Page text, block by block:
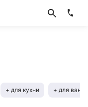
+ для кухни + для